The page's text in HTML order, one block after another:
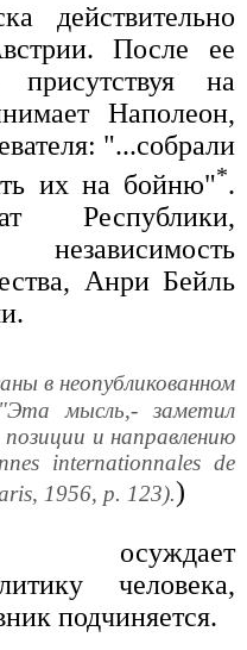
действительно
После ее
присутствуя на
Наполеон,
"...собрали
их на бойню"*.
Республики,
Анри Бейль
в неопубликованном
мысль,- заметил
и направлению
internationnales de
1956, p. 123).)
осуждает
человека,
подчиняется.